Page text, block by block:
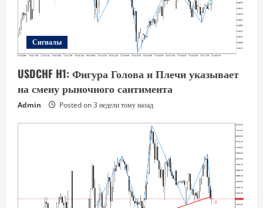
Сигналы
USDCHF H1: Фигура Голова и Плечи указывает
на смену рыночного сантимента
Admin Posted on 3 недели тому назад